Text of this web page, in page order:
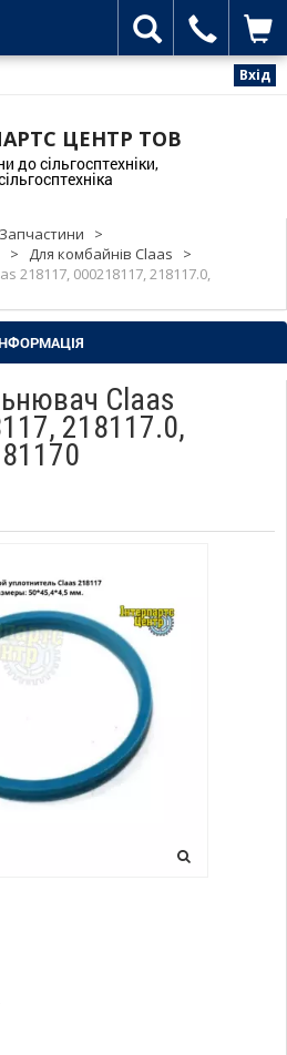
Вхід
ЦЕНТР ТОВ
до сільгосптехніки,
Запчастини
>
> Для комбайнів Claas
>
218117, 000218117, 218117.0,
Claas
218117.0,